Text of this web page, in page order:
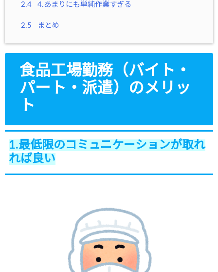
2.4 4.あまりにも単純作業すぎる
2.5 まとめ
食品工場勤務（バイト・
パート・派遣）のメリッ
ト
1.最低限のコミュニケーションが取れ
れば良い